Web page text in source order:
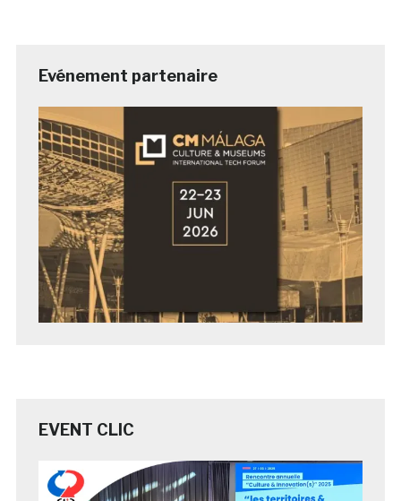
Evénement partenaire
EVENT CLIC